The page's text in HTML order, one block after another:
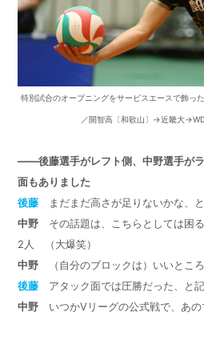
特別試合のオープニングをサービスエースで飾っ
／開智高〔和歌山〕→近畿大→WD
――後藤選手がレフト側、中野選手が
面もありました
後藤 まだまだ高さが足りないかな、と
中野 その話題は、こちらとしては困る
2 人 （大爆笑）
中野 （自分のブロックは）いいところ
後藤 アタック面では圧勝だった、と
中野 いつかVリーグの公式戦で、あ